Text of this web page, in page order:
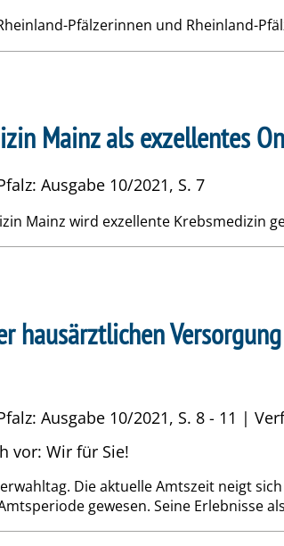
Pfälzerinnen und Rheinland-
Mainz als exzellentes
Ausgabe 10/2021, S. 7
Mainz wird exzellente Krebsmedizin
hausärztlichen
Ausgabe 10/2021, S. 8 - 11 |
vor: Wir für Sie!
Die aktuelle Amtszeit neigt
gewesen. Seine Erlebnisse